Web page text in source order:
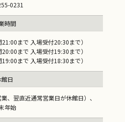
0231
時間
まで 入場受付20:30まで）
まで 入場受付19:30まで）
まで 入場受付18:30まで）
日
、翌直近通常営業日が休館日）、
年始